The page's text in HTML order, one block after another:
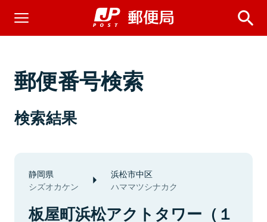
郵便番号検索
検索結果
静岡県
シズオカケン
浜松市中区
ハママツシナカク
板屋町浜松アクトタワー（１